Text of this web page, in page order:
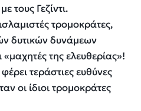
τους Γεζίντι.
τρομοκράτες,
δυτικών δυνάμεων
«μαχητές της ελευθερίας»!
τεράστιες ευθύνες
οι ίδιοι τρομοκράτες